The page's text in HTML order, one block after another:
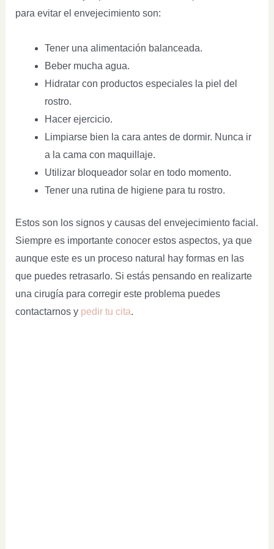
para evitar el envejecimiento son:
Tener una alimentación balanceada.
Beber mucha agua.
Hidratar con productos especiales la piel del
rostro.
Hacer ejercicio.
Limpiarse bien la cara antes de dormir. Nunca ir
a la cama con maquillaje.
Utilizar bloqueador solar en todo momento.
Tener una rutina de higiene para tu rostro.
Estos son los signos y causas del envejecimiento facial.
Siempre es importante conocer estos aspectos, ya que
aunque este es un proceso natural hay formas en las
que puedes retrasarlo. Si estás pensando en realizarte
una cirugía para corregir este problema puedes
contactarnos y pedir tu cita.